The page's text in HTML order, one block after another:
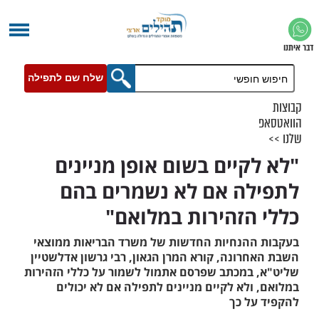
שלח שם לתפילה
בשום אופן מניינים
אם לא נשמרים בהם
במלואם"
החדשות של משרד הבריאות ממוצאי